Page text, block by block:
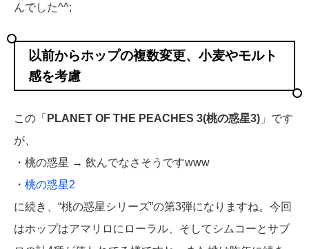
んでした^^;
以前からホップの複数変更、小麦やモルト
感を考慮
この「 PLANET OF THE PEACHES 3(桃の惑星3) 」です
が、
・桃の惑星 → 飲んでなさそうですwww
・ 桃の惑星2
に続き、“桃の惑星シリーズ”の第3弾になりますね。今回
はホップはアマリロにローラル、そしてシムコーとサブ